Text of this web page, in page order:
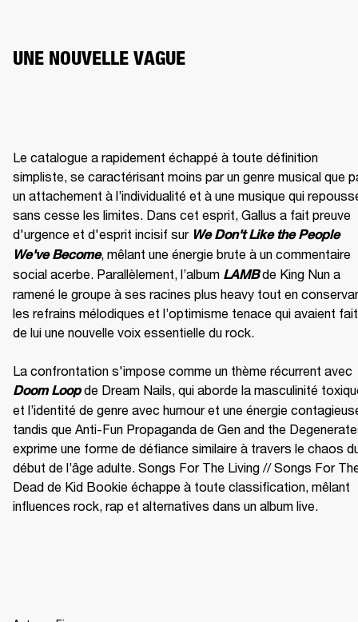
UNE NOUVELLE VAGUE
Le catalogue a rapidement échappé à toute définition
simpliste, se caractérisant moins par un genre musical que
un attachement à l’individualité et à une musique qui
sans cesse les limites. Dans cet esprit, Gallus a fait preuve
d'urgence et d'esprit incisif sur We Don't Like the People
We've Become, mêlant une énergie brute à un commentaire
social acerbe. Parallèlement, l’album LAMB de King Nun a
ramené le groupe à ses racines plus heavy tout en
les refrains mélodiques et l’optimisme tenace qui avaient fait
de lui une nouvelle voix essentielle du rock.
Doom Loop de Dream Nails, qui aborde la masculinité
et l’identité de genre avec humour et une énergie
tandis que Anti-Fun Propaganda de Gen and the
exprime une forme de défiance similaire à travers le chaos
début de l’âge adulte. Songs For The Living // Songs For
Dead de Kid Bookie échappe à toute classification, mêlant
influences rock, rap et alternatives dans un album live.